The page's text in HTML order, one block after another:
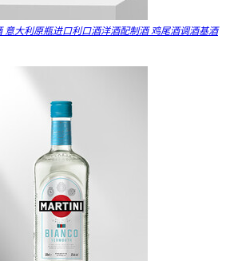
意大利原瓶进口利口酒洋酒配制酒 鸡尾酒调酒基酒